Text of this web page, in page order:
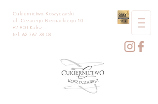
Cukiernictwo Koszyczarski
ul. Cezarego Biernackiego 10
62-800 Kalisz
tel. 62 767 38 08